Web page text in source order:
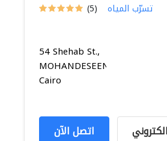
(5) تسرّب المياه
54 Shehab St.,
MOHANDESEEN,
Cairo
اتصل الآن